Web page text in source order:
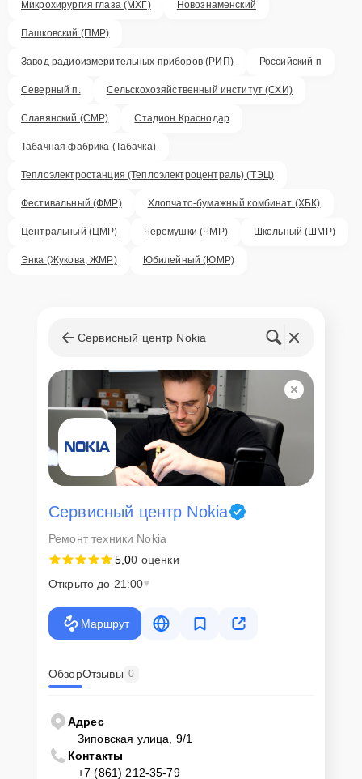
Микрохирургия глаза (МХГ) Новознаменский
Пашковский (ПМР)
Завод радиоизмерительных приборов (РИП) Российский п
Северный п. Сельскохозяйственный институт (СХИ)
Славянский (СМР) Стадион Краснодар
Табачная фабрика (Табачка)
Теплоэлектростанция (Теплоэлектроцентраль) (ТЭЦ)
Фестивальный (ФМР) Хлопчато-бумажный комбинат (ХБК)
Центральный (ЦМР) Черемушки (ЧМР) Школьный (ШМР)
Энка (Жукова, ЖМР) Юбилейный (ЮМР)
Сервисный центр Nokia
Сервисный центр Nokia
Ремонт техники Nokia
5,00 оценки
Открыто до 21:00
Маршрут
ОбзорОтзывы 0
Адрес
Зиповская улица, 9/1
Контакты
+7 (861) 212-35-79